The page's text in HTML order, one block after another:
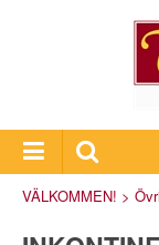
VÄLKOMMEN! >